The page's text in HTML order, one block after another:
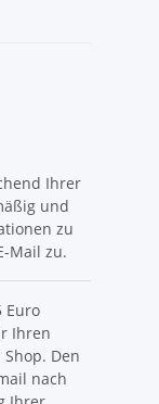
Ihrer
und
zu
Mail zu.
Euro
Ihren
Den
nach